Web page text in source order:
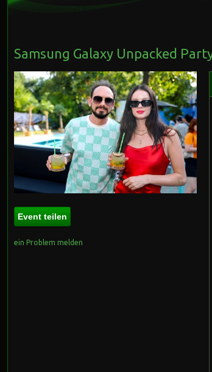
Samsung Galaxy Unpacked
Event teilen
ein Problem melden